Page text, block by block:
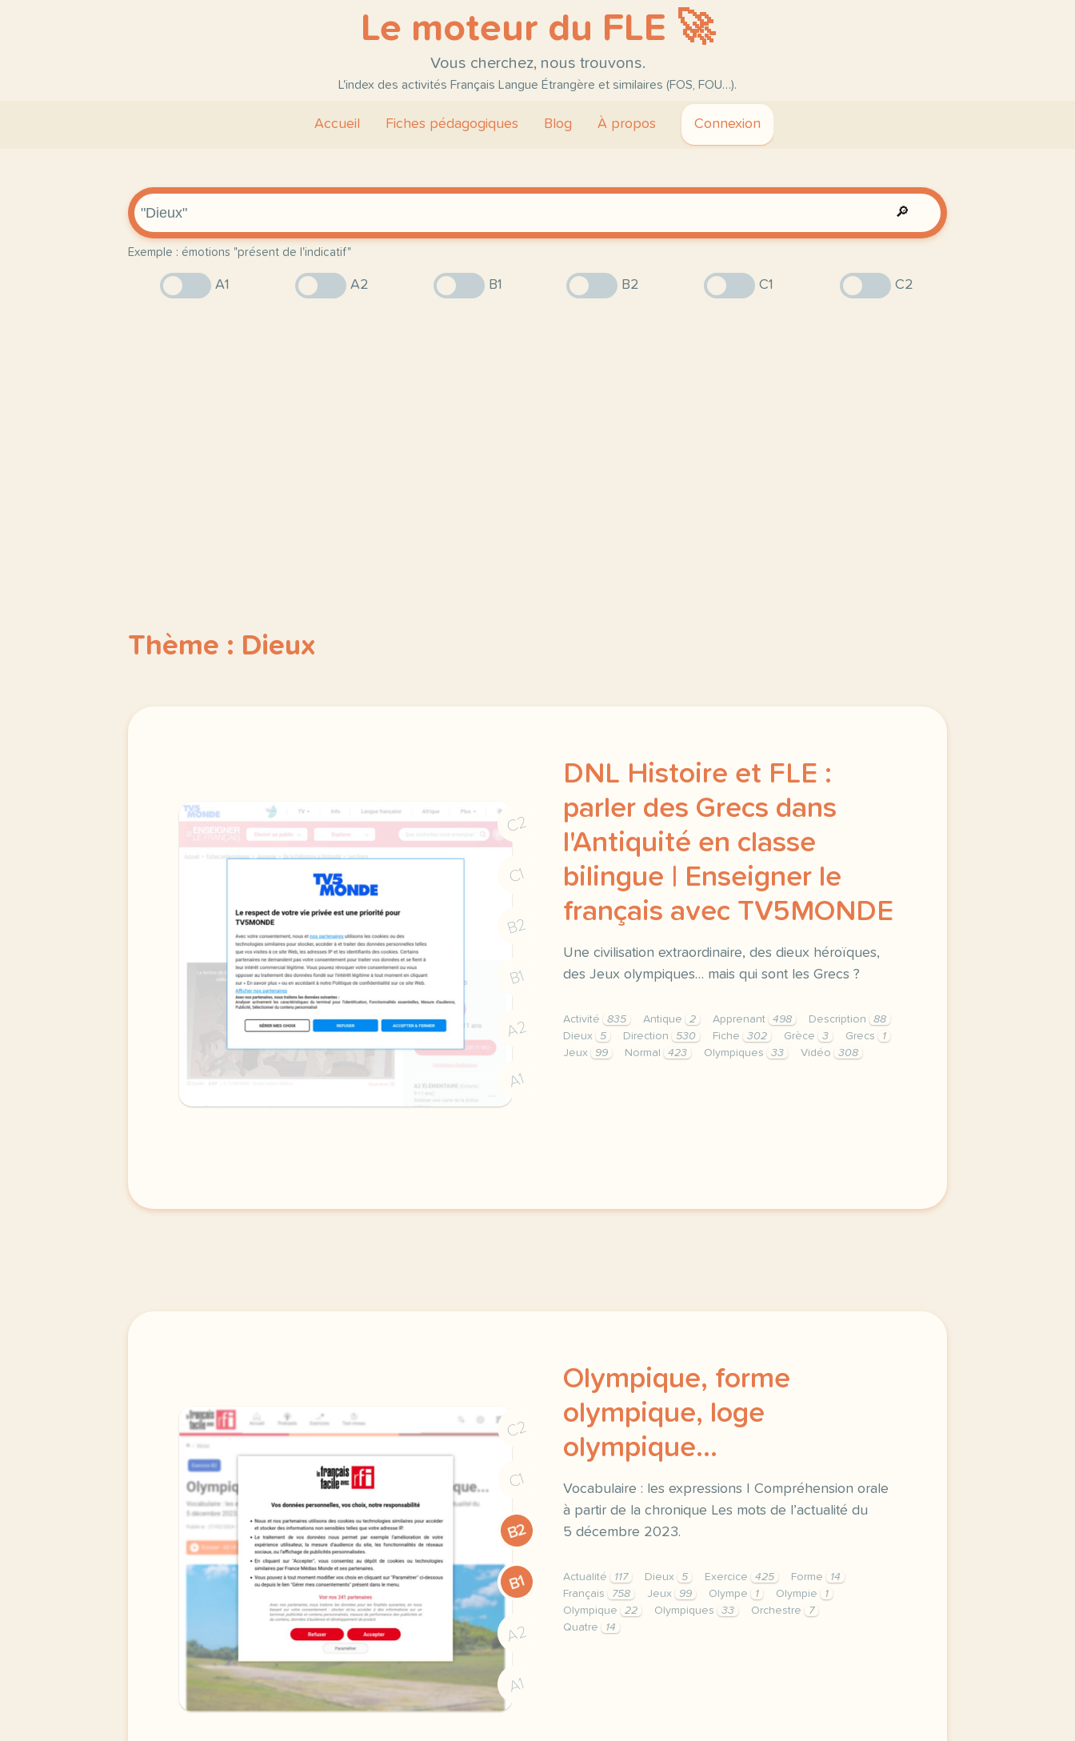
Le moteur du FLE 🚀
Vous cherchez, nous trouvons.
L'index des activités Français Langue Étrangère et similaires (FOS, FOU…).
Accueil Fiches pédagogiques Blog À propos Connexion
🔎
Exemple : émotions "présent de l'indicatif"
A1 A2 B1 B2 C1 C2
Thème : Dieux
C2
C1
B2
B1
A2
A1
DNL Histoire et FLE :
parler des Grecs dans
l'Antiquité en classe
bilingue | Enseigner le
français avec TV5MONDE
Une civilisation extraordinaire, des dieux héroïques,
des Jeux olympiques… mais qui sont les Grecs ?
Activité 835 Antique 2 Apprenant 498 Description
88
Dieux
5 Direction 530 Fiche 302 Grèce 3 Grecs
1
Jeux
99 Normal 423 Olympiques 33 Vidéo 308
C2
C1
B2
B1
A2
A1
Olympique, forme
olympique, loge
olympique...
Vocabulaire : les expressions | Compréhension orale
à partir de la chronique Les mots de l’actualité du
5 décembre 2023.
Actualité 117 Dieux 5 Exercice 425 Forme
14
Français
758 Jeux 99 Olympe 1 Olympie
1
Olympique
22 Olympiques 33 Orchestre
7
Quatre
14